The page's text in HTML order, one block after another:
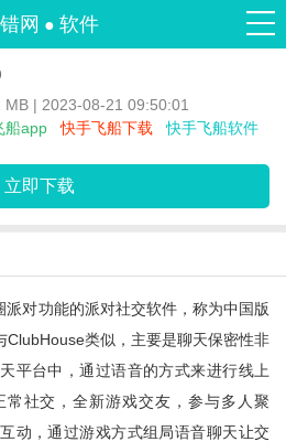
网 ● 软件
MB | 2023-08-21 09:50:01
船app 快手飞船下载 快手飞船软件
立即下载
对功能的派对社交软件，称为中国版
ClubHouse类似，主要是聊天保密性非
平台中，通过语音的方式来进行线上
社交，全新游戏交友，参与多人聚
动，通过游戏方式组局语音聊天让交